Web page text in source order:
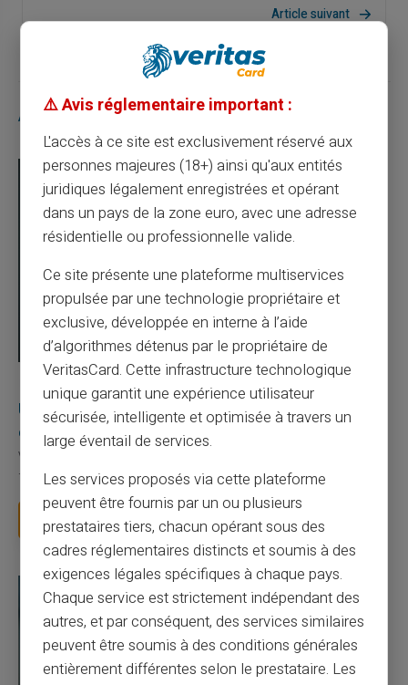
Article suivant
Articles similaires
Une carte bancaire gratuite sans compte, ça
existe ?
Vous avez tapé cette recherche parce que votre banque vous
facture 50 € par an pour une carte que vo...
Lire la suite
⚠️ Avis réglementaire important :
L'accès à ce site est exclusivement réservé aux
personnes majeures (18+) ainsi qu'aux entités
juridiques légalement enregistrées et opérant
dans un pays de la zone euro, avec une adresse
résidentielle ou professionnelle valide.
Ce site présente une plateforme multiservices
propulsée par une technologie propriétaire et
exclusive, développée en interne à l’aide
d’algorithmes détenus par le propriétaire de
VeritasCard. Cette infrastructure technologique
unique garantit une expérience utilisateur
sécurisée, intelligente et optimisée à travers un
large éventail de services.
Les services proposés via cette plateforme
peuvent être fournis par un ou plusieurs
prestataires tiers, chacun opérant sous des
cadres réglementaires distincts et soumis à des
exigences légales spécifiques à chaque pays.
Chaque service est strictement indépendant des
autres, et par conséquent, des services similaires
peuvent être soumis à des conditions générales
entièrement différentes selon le prestataire. Les